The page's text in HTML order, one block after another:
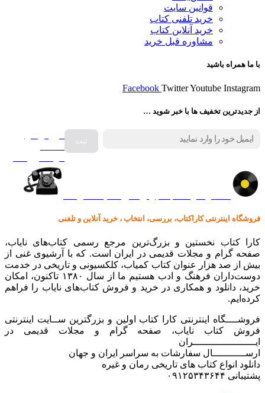
قوانین سایت
خرید تلفنی کتاب
خرید آنلاین کتاب
مشاوره قبل خرید
با ما همراه باشید
Facebook TwitterYoutube Instagram
از جدیدترین تخفیف ها با خبر شوید …
فروش انواع
فروشگاه اینترنتی کاراکتاب، بررسی، انتخاب ، خرید آنلاین و تلفنی
کارا کتاب نخستین و بزرگ‌ترین مرجع رسمی کتاب‌های نایاب،
صفحه گرام و مجلات قدیمی در ایران است. که با آرشیوی غنی از
بیش از صد هزار عنوان کتاب کمیاب، کلکسیونی و تاریخی در خدمت
دوست‌داران فرهنگ و ادب هستیم ما از سال ۱۳۸۰ تاکنون، امکان
خرید، دانلود و همکاری در خرید و فروش کتاب‌های نایاب را فراهم
کرده‌ایم.
فروشــــگاه اینترنتی کارا کتاب اولین و بزرگترین ســایت اینترنتی
فروش کتاب نایاب، صفحه گرام و مجلات قدیمی در
ایـــــــــــــــــــــران
ارســـــــــــال سفارشات به سراسر ایران و جهان
دانلود انواع کتاب های تاریخی رمان و غیره
پشتیبانی ۰۹۱۲۵۳۴۳۶۴۴